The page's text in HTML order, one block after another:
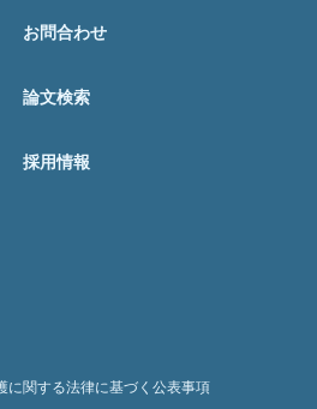
お問合わせ
論文検索
採用情報
に関する法律に基づく公表事項